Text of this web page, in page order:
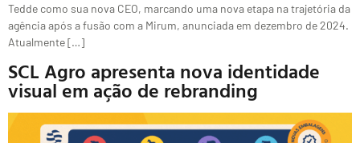
Tedde como sua nova CEO, marcando uma nova etapa na trajetória da
agência após a fusão com a Mirum, anunciada em dezembro de 2024.
Atualmente […]
SCL Agro apresenta nova identidade
visual em ação de rebranding